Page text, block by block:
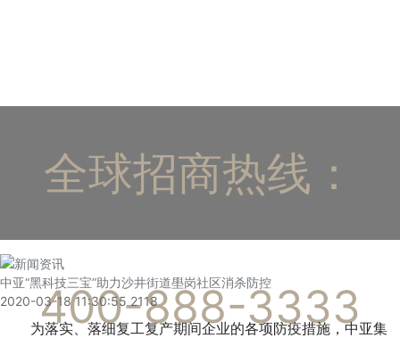
全球招商热线：
400-888-3333
中亚“黑科技三宝”助力沙井街道壆岗社区消杀防控
2020-03-18 11:30:55 2118
为落实、落细复工复产期间企业的各项防疫措施，中亚集